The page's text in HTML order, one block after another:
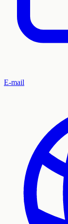
E-mail